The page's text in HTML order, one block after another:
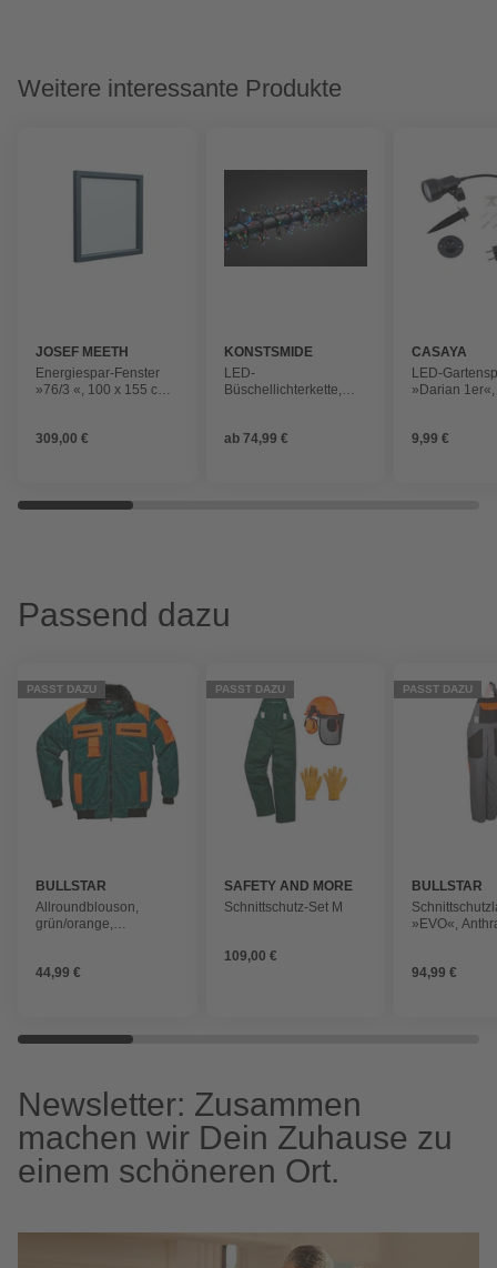
Weitere interessante Produkte
JOSEF MEETH
FENSTER UND
TÜREN
Energiespar-Fenster
»76/3 «, 100 x 155 cm
309,00 €
KONSTSMIDE
LED-
Büschellichterkette,
ab 74,99 €
CASAYA
LED-
»Darian
9,99 €
Passend dazu
PASST DAZU
BULLSTAR
Allroundblouson,
grün/orange,
44,99 €
PASST DAZU
SAFETY AND MORE
Schnittschutz-Set M
109,00 €
PASST DAZU
BULLSTAR
»EVO«,
94,99 €
Newsletter: Zusammen
machen wir Dein Zuhause zu
einem schöneren Ort.